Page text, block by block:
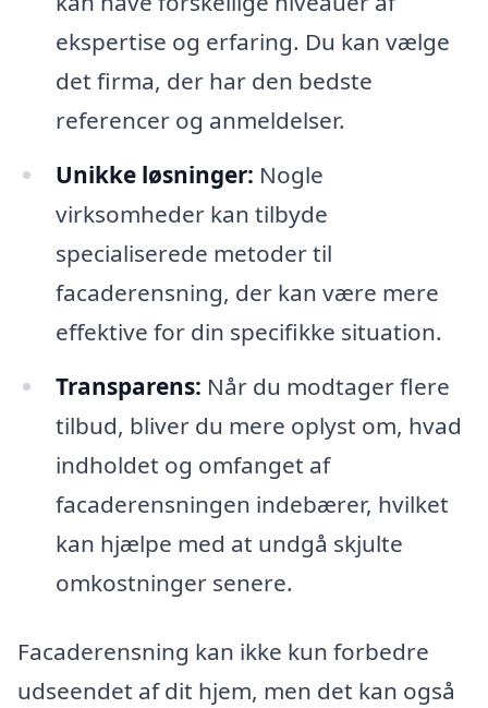
ekspertise og erfaring. Du kan vælge
det firma, der har den bedste
referencer og anmeldelser.
Unikke løsninger: Nogle
virksomheder kan tilbyde
specialiserede metoder til
facaderensning, der kan være mere
effektive for din specifikke situation.
Transparens: Når du modtager flere
tilbud, bliver du mere oplyst om, hvad
indholdet og omfanget af
facaderensningen indebærer, hvilket
kan hjælpe med at undgå skjulte
omkostninger senere.
Facaderensning kan ikke kun forbedre
udseendet af dit hjem, men det kan også